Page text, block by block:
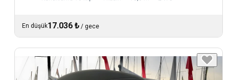
En düşük17.036 ₺ / gece